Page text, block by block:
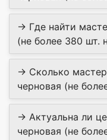
→ Где найти
(не более 380 шт.
→ Сколько
черновая (не
→ Актуальна ли
черновая (не